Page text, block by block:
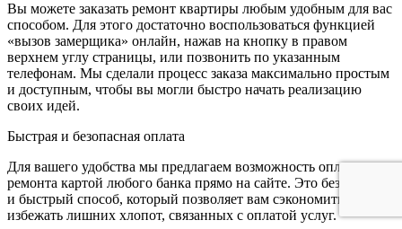
Вы можете заказать ремонт квартиры любым удобным для вас
способом. Для этого достаточно воспользоваться функцией
«вызов замерщика» онлайн, нажав на кнопку в правом
верхнем углу страницы, или позвонить по указанным
телефонам. Мы сделали процесс заказа максимально простым
и доступным, чтобы вы могли быстро начать реализацию
своих идей.
Быстрая и безопасная оплата
Для вашего удобства мы предлагаем возможность оплаты
ремонта картой любого банка прямо на сайте. Это безопасный
и быстрый способ, который позволяет вам сэкономить время и
избежать лишних хлопот, связанных с оплатой услуг.